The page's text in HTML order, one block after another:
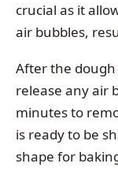
crucial as it
air bubbles,
After the
release any air
minutes to
is ready to be
shape for